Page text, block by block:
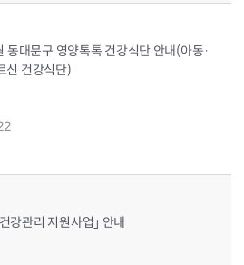
동대문구 영양톡톡 건강식단 안내(아동·
신 건강식단)
강관리 지원사업｣ 안내